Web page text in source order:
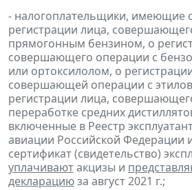
- налогоплательщики, имеющие
регистрации лица,
прямогонным бензином, о
совершающего операции с
или ортоксилолом, о
совершающей операции с
регистрации лица,
переработке средних
включенные в Реестр
авиации Российской
сертификат (свидетельство)
уплачиваютакцизы и
декларациюза август 2021 г.;